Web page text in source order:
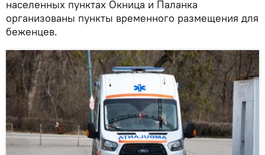
населенных пунктах Окница и Паланка
организованы пункты временного размещения для
беженцев.